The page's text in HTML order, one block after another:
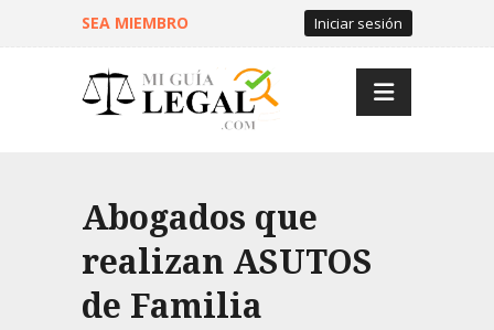
SEA MIEMBRO Iniciar sesión
Abogados que
realizan ASUTOS
de Familia